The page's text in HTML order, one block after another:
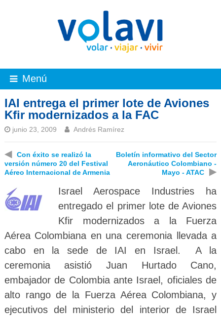
Menú
IAI entrega el primer lote de Aviones
Kfir modernizados a la FAC
junio 23, 2009 Andrés Ramírez
◀
Con éxito se realizó la
versión número 20 del Festival
Aéreo Internacional de Armenia
Boletín informativo del Sector
Aeronáutico Colombiano -
Mayo - ATAC
▶
Israel Aerospace Industries ha
entregado el primer lote de Aviones
Kfir modernizados a la Fuerza
Aérea Colombiana en una ceremonia llevada a
cabo en la sede de IAI en Israel. A la
ceremonia asistió Juan Hurtado Cano,
embajador de Colombia ante Israel, oficiales de
alto rango de la Fuerza Aérea Colombiana, y
ejecutivos del ministerio del interior de Israel